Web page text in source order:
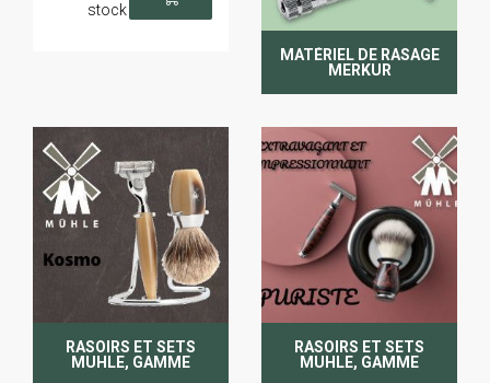
stock
MATÉRIEL DE RASAGE
MERKUR
RASOIRS ET SETS
MUHLE, GAMME
RASOIRS ET SETS
MUHLE, GAMME